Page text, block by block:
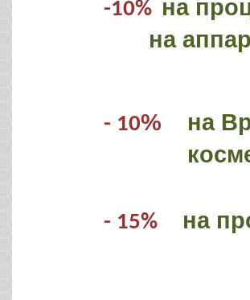
-10% на
на
- 10%
на
- 15% на